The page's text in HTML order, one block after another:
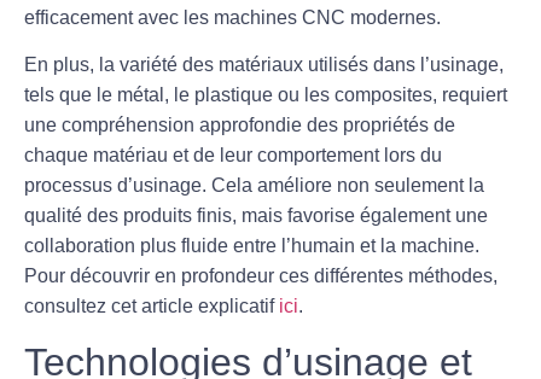
efficacement avec les machines CNC modernes.
En plus, la variété des matériaux utilisés dans l’usinage,
tels que le métal, le plastique ou les composites, requiert
une compréhension approfondie des propriétés de
chaque matériau et de leur comportement lors du
processus d’usinage. Cela améliore non seulement la
qualité des produits finis, mais favorise également une
collaboration plus fluide entre l’humain et la machine.
Pour découvrir en profondeur ces différentes méthodes,
consultez cet article explicatif ici.
Technologies d’usinage et